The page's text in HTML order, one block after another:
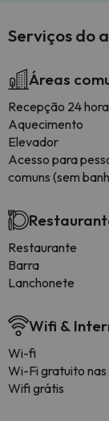
Serviços do
Áreas
Recepção 24
Aquecimento
Elevador
Acesso para
comuns (sem
Restaurante
Barra
Lanchonete
Wifi &
Wi-fi
Wi-Fi gratuito nas
Wifi grátis